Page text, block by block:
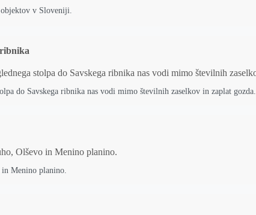
objektov v Sloveniji.
do Savskega ribnika nas vodi mimo številnih zaselkov in zaplat gozda.
Menino planino.